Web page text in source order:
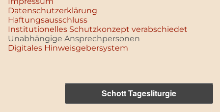
Datenschutz­erklärung
Haftungsausschluss
Institutionelles Schutzkonzept verabschiedet
Unabhängige Ansprechpersonen
Digitales Hinweisgebersystem
Schott Tagesliturgie